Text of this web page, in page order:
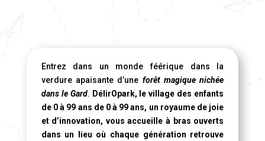
Entrez dans un monde féérique dans la
verdure apaisante d’une forêt magique nichée
dans le Gard. DélirOpark, le village des enfants
de 0 à 99 ans de 0 à 99 ans, un royaume de joie
et d’innovation, vous accueille à bras ouverts
dans un lieu où chaque génération retrouve